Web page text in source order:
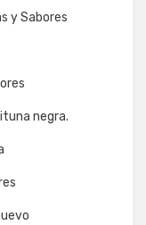
y Sabores
negra.